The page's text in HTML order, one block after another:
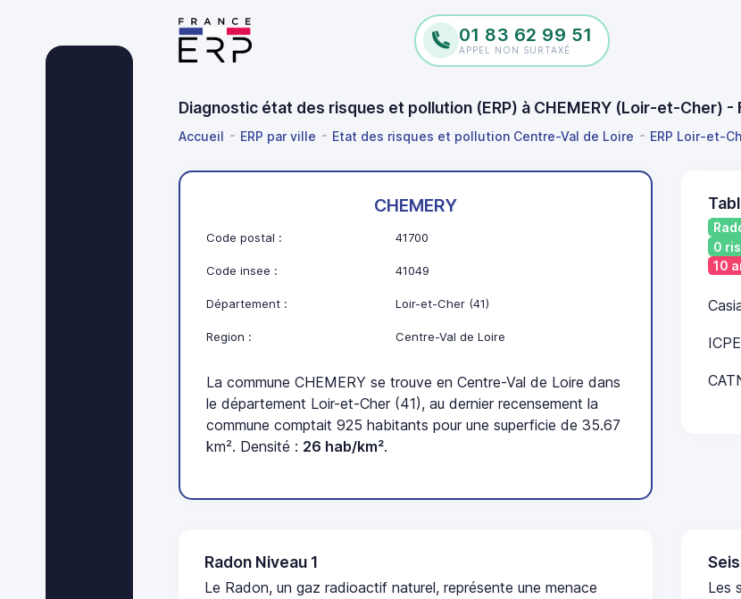
01 83 62 99 51
APPEL NON SURTAXÉ
Diagnostic état des risques et pollution (ERP) à CHEMERY (Loir-et-Cher) -
Accueil ERP par ville Etat des risques et pollution Centre-Val de Loire ERP Loir-et-
CHEMERY
Code postal : 41700
Code insee : 41049
Département : Loir-et-Cher (41)
Region : Centre-Val de Loire
La commune CHEMERY se trouve en Centre-Val de Loire dans
le département Loir-et-Cher (41), au dernier recensement la
commune comptait 925 habitants pour une superficie de 35.67
km². Densité : 26 hab/km².
0
10
Radon Niveau 1
Le Radon, un gaz radioactif naturel, représente une menace
Les